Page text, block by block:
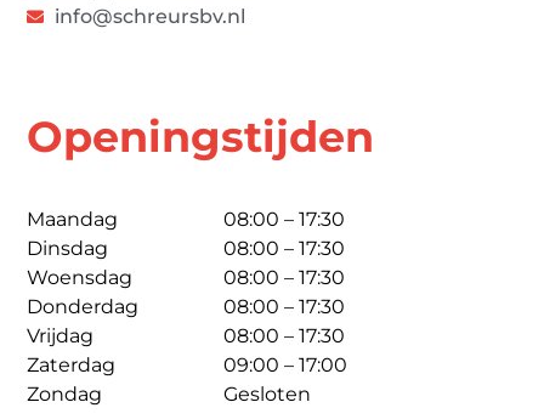
info@schreursbv.nl
Openingstijden
Maandag
Dinsdag
Woensdag
Donderdag
Vrijdag
Zaterdag
Zondag
08:00 – 17:30
08:00 – 17:30
08:00 – 17:30
08:00 – 17:30
08:00 – 17:30
09:00 – 17:00
Gesloten